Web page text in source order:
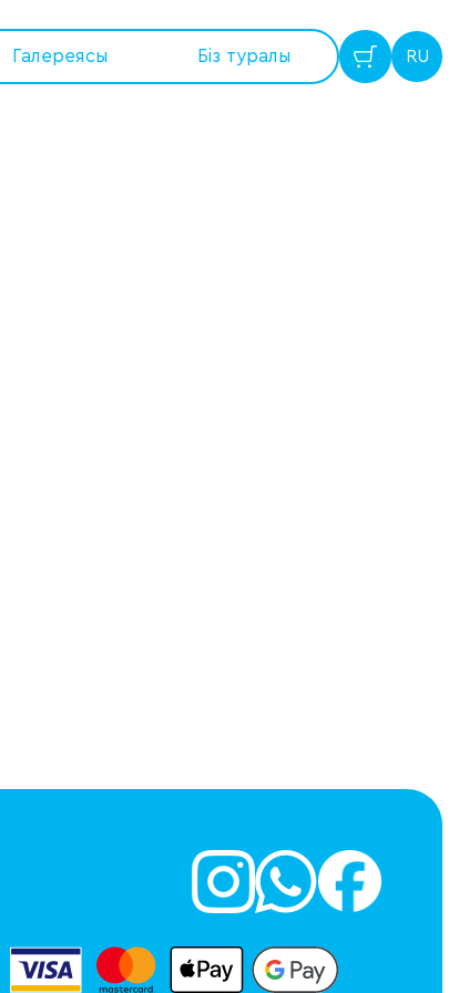
Галереясы Бiз туралы RU